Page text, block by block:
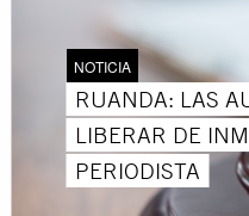
NOTICIA
RUANDA: LAS
LIBERAR DE
PERIODISTA